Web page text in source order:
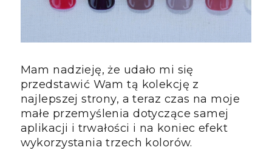
Mam nadzieję, że udało mi się
przedstawić Wam tą kolekcję z
najlepszej strony, a teraz czas na moje
małe przemyślenia dotyczące samej
aplikacji i trwałości i na koniec efekt
wykorzystania trzech kolorów.